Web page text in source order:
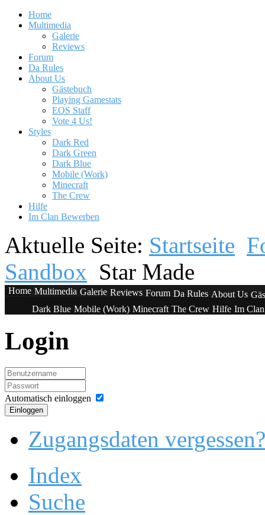
Home
Multimedia
Galerie
Reviews
Forum
Da Rules
About Us
Gästebuch
Playing Gamestats
EOS Staff
Vote 4 Us!
Styles
Dark Red
Dark Green
Dark Blue
Mobile (Work)
Minecraft
The Crew
Hilfe
Im Clan Bewerben
Aktuelle Seite: Startseite
Sandbox Star Made
Home Multimedia Galerie Reviews Forum Da Rules About Us
Dark Blue Mobile (Work) Minecraft The Crew Hilfe Im
Login
Automatisch einloggen
Einloggen
Zugangsdaten vergessen?
Index
Suche